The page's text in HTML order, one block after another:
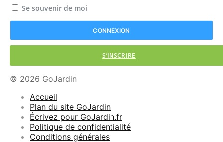
Se souvenir de moi
S’INSCRIRE
© 2026 GoJardin
Accueil
Plan du site GoJardin
Écrivez pour GoJardin.fr
Politique de confidentialité
Conditions générales